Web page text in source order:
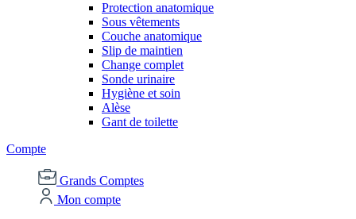
Protection anatomique
Sous vêtements
Couche anatomique
Slip de maintien
Change complet
Sonde urinaire
Hygiène et soin
Alèse
Gant de toilette
Compte
Grands Comptes
Mon compte